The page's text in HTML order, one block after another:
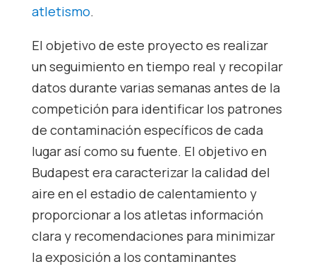
atletismo.
El objetivo de este proyecto es realizar
un seguimiento en tiempo real y recopilar
datos durante varias semanas antes de la
competición para identificar los patrones
de contaminación específicos de cada
lugar así como su fuente. El objetivo en
Budapest era caracterizar la calidad del
aire en el estadio de calentamiento y
proporcionar a los atletas información
clara y recomendaciones para minimizar
la exposición a los contaminantes